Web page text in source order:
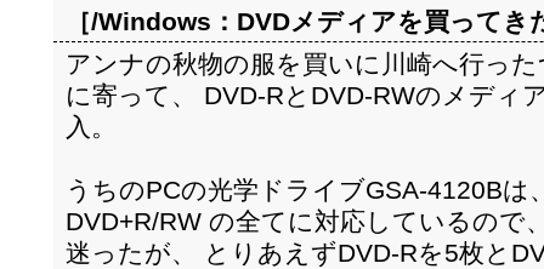
［/Windows： DVDメディアを買ってき
アンナの秋物の服を買いに川崎へ行っ
に寄って、 DVD-RとDVD-RWのメディ
入。
うちのPCの光学ドライブGSA-4120Bは
DVD+R/RW の全てに対応しているので
迷ったが、 とりあえずDVD-Rを5枚と